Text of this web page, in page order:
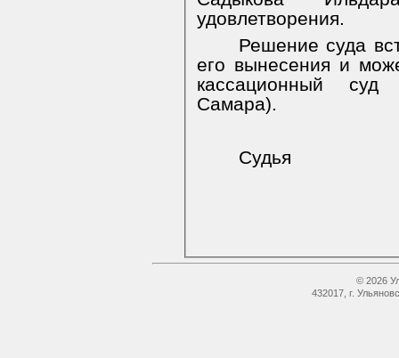
удовлетворения.
Решение суда
его вынесения и
кассационный
Самара).
Судья
© 2026
432017, г.